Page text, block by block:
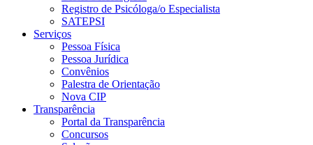
Registro de Psicóloga/o Especialista
SATEPSI
Serviços
Pessoa Física
Pessoa Jurídica
Convênios
Palestra de Orientação
Nova CIP
Transparência
Portal da Transparência
Concursos